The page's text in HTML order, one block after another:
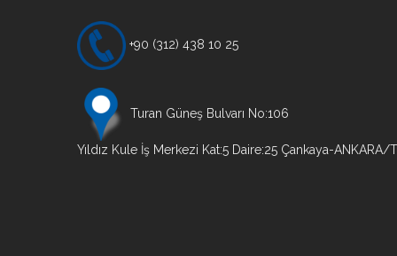
+90 (312) 438 10 25
Turan Güneş Bulvarı No:106
Yıldız Kule İş Merkezi Kat:5 Daire:25 Çankaya-ANKARA/